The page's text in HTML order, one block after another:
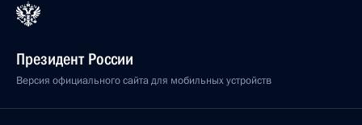
Президент России
Версия официального сайта для мобильных устройств